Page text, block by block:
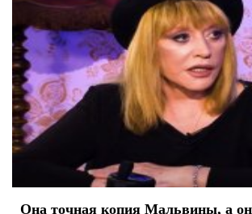
Она точная копия Мальвины, а